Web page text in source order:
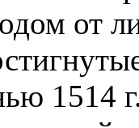
от
1514